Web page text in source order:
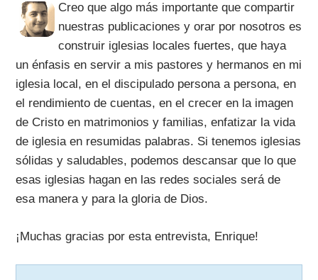
Creo que algo más importante que compartir
nuestras publicaciones y orar por nosotros es
construir iglesias locales fuertes, que haya
un énfasis en servir a mis pastores y hermanos en mi
iglesia local, en el discipulado persona a persona, en
el rendimiento de cuentas, en el crecer en la imagen
de Cristo en matrimonios y familias, enfatizar la vida
de iglesia en resumidas palabras. Si tenemos iglesias
sólidas y saludables, podemos descansar que lo que
esas iglesias hagan en las redes sociales será de
esa manera y para la gloria de Dios.
¡Muchas gracias por esta entrevista, Enrique!